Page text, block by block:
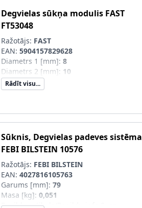
Degvielas sūkņa modulis FAST
FT53048
Ražotājs: FAST
EAN: 5904157829628
Diametrs 1 [mm]: 8
Diametrs 2 [mm]: 10
Rādīt visu...
Sūknis, Degvielas padeves sistēma
FEBI BILSTEIN 10576
Ražotājs: FEBI BILSTEIN
EAN: 4027816105763
Garums [mm]: 79
Masa [kg]: 0,051
Papildu artikuls/Papildu info 2